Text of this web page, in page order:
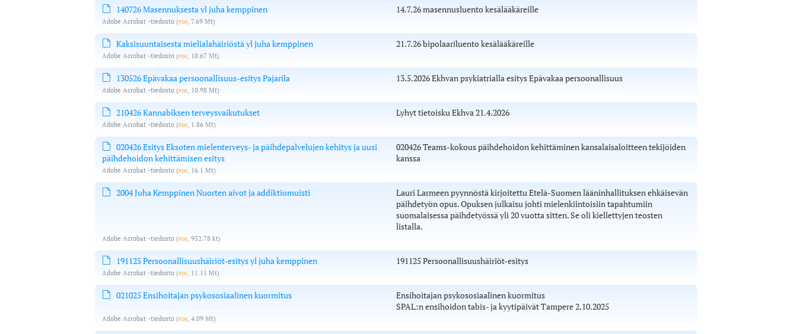
140726 Masennuksesta yl juha kemppinen 14.7.26 masennusluento kesälääkäreille
Adobe Acrobat -tiedosto (pdf , 7.69 Mt)
Kaksisuuntaisesta mielialahäiriöstä yl juha kemppinen 21.7.26 bipolaariluento kesälääkäreille
Adobe Acrobat -tiedosto (pdf , 10.67 Mt)
130526 Epävakaa persoonallisuus-esitys Pajarila 13.5.2026 Ekhvan psykiatrialla esitys Epävakaa persoonallisuus
Adobe Acrobat -tiedosto (pdf , 10.98 Mt)
210426 Kannabiksen terveysvaikutukset Lyhyt tietoisku Ekhva 21.4.2026
Adobe Acrobat -tiedosto (pdf , 1.86 Mt)
020426 Esitys Eksoten mielenterveys- ja päihdepalvelujen kehitys ja uusi
päihdehoidon kehittämisen esitys
020426 Teams-kokous päihdehoidon kehittäminen kansalaisaloitteen tekijöiden
kanssa
Adobe Acrobat -tiedosto (pdf , 16.1 Mt)
2004 Juha Kemppinen Nuorten aivot ja addiktiomuisti
Lauri Larmeen pyynnöstä kirjoitettu Etelä-Suomen lääninhallituksen ehkäisevän
päihdetyön opus. Opuksen julkaisu johti mielenkiintoisiin tapahtumiin
suomalaisessa päihdetyössä yli 20 vuotta sitten. Se oli kiellettyjen teosten
listalla.
Adobe Acrobat -tiedosto (pdf , 952.78 kt)
191125 Persoonallisuushäiriöt-esitys yl juha kemppinen 191125 Persoonallisuushäiriöt-esitys
Adobe Acrobat -tiedosto (pdf , 11.11 Mt)
021025 Ensihoitajan psykososiaalinen kuormitus
Ensihoitajan psykososiaalinen kuormitus
SPAL:n ensihoidon tabis- ja kyytipäivät Tampere 2.10.2025
Adobe Acrobat -tiedosto (pdf , 4.09 Mt)